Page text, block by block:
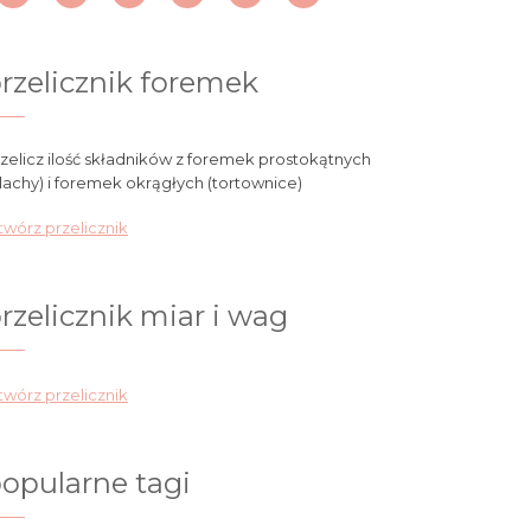
foremek
ilość składników z foremek prostokątnych
i foremek okrągłych (tortownice)
przelicznik
miar i wag
przelicznik
tagi